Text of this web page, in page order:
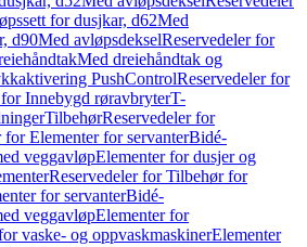
for dusjkar, d62Med
d90Med avløpsdekselReservedeler for
Med dreiehåndtak og
PushControlReservedeler for
Innebygd røravbryterT-
TilbehørReservedeler for
for Elementer for servanterBidé-
veggavløpElementer for dusjer og
Reservedeler for Tilbehør for
for servanterBidé-
veggavløpElementer for
vaske- og oppvaskmaskinerElementer